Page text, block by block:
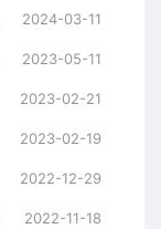
2024-03-11
2023-05-11
2023-02-21
2023-02-19
2022-12-29
2022-11-18